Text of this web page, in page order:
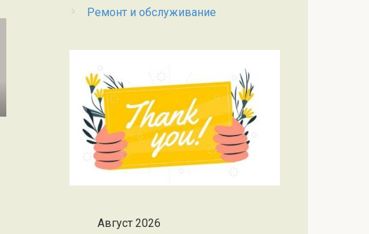
Ремонт и обслуживание
Август 2026